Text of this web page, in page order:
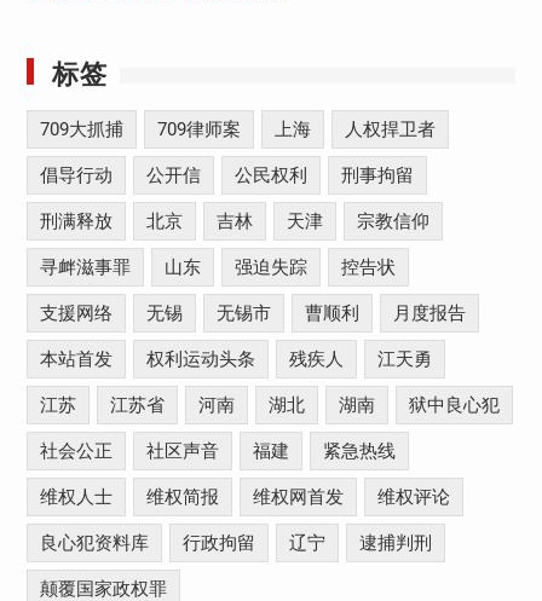
标签
709大抓捕 709律师案 上海 人权捍卫者
倡导行动 公开信 公民权利 刑事拘留
刑满释放 北京 吉林 天津 宗教信仰
寻衅滋事罪 山东 强迫失踪 控告状
支援网络 无锡 无锡市 曹顺利 月度报告
本站首发 权利运动头条 残疾人 江天勇
江苏 江苏省 河南 湖北 湖南 狱中良心犯
社会公正 社区声音 福建 紧急热线
维权人士 维权简报 维权网首发 维权评论
良心犯资料库 行政拘留 辽宁 逮捕判刑
颠覆国家政权罪